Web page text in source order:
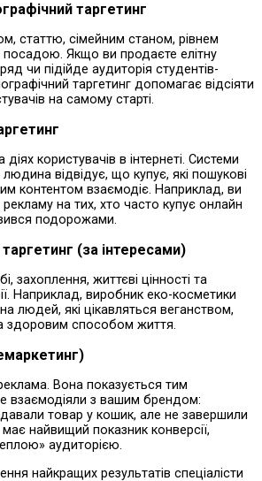
таргетинг
статтю, сімейним станом, рівнем
Якщо ви продаєте елітну
чи підійде аудиторія студентів-
таргетинг допомагає відсіяти
на самому старті.
користувачів в інтернеті. Системи
людина відвідує, що купує, які пошукові
контентом взаємодіє. Наприклад, ви
на тих, хто часто купує онлайн
подорожами.
(за інтересами)
захоплення, життєві цінності та
Наприклад, виробник еко-косметики
людей, які цікавляться веганством,
здоровим способом життя.
Вона показується тим
взаємодіяли з вашим брендом:
товар у кошик, але не завершили
найвищий показник конверсії,
аудиторією.
найкращих результатів спеціалісти